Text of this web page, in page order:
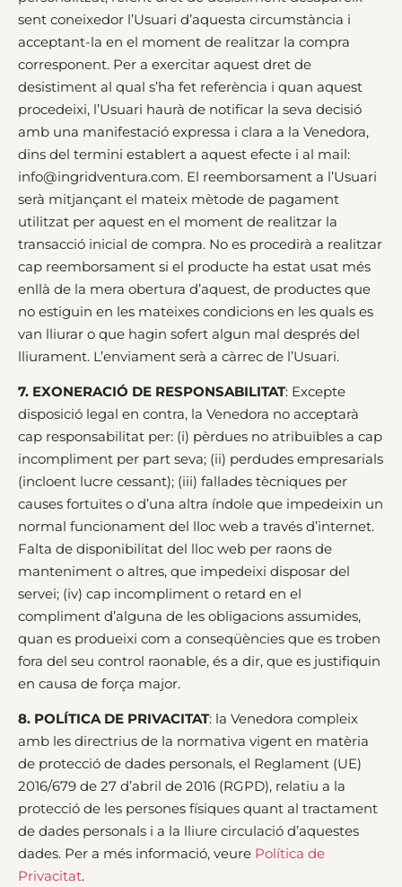
sent coneixedor l’Usuari d’aquesta circumstància i
acceptant-la en el moment de realitzar la compra
corresponent. Per a exercitar aquest dret de
desistiment al qual s’ha fet referència i quan aquest
procedeixi, l’Usuari haurà de notificar la seva decisió
amb una manifestació expressa i clara a la Venedora,
dins del termini establert a aquest efecte i al mail:
info@ingridventura.com. El reemborsament a l’Usuari
serà mitjançant el mateix mètode de pagament
utilitzat per aquest en el moment de realitzar la
transacció inicial de compra. No es procedirà a realitzar
cap reemborsament si el producte ha estat usat més
enllà de la mera obertura d’aquest, de productes que
no estiguin en les mateixes condicions en les quals es
van lliurar o que hagin sofert algun mal després del
lliurament. L’enviament serà a càrrec de l’Usuari.
7. EXONERACIÓ DE RESPONSABILITAT: Excepte
disposició legal en contra, la Venedora no acceptarà
cap responsabilitat per: (i) pèrdues no atribuïbles a cap
incompliment per part seva; (ii) perdudes empresarials
(incloent lucre cessant); (iii) fallades tècniques per
causes fortuïtes o d’una altra índole que impedeixin un
normal funcionament del lloc web a través d’internet.
Falta de disponibilitat del lloc web per raons de
manteniment o altres, que impedeixi disposar del
servei; (iv) cap incompliment o retard en el
compliment d’alguna de les obligacions assumides,
quan es produeixi com a conseqüències que es troben
fora del seu control raonable, és a dir, que es justifiquin
en causa de força major.
8. POLÍTICA DE PRIVACITAT: la Venedora compleix
amb les directrius de la normativa vigent en matèria
de protecció de dades personals, el Reglament (UE)
2016/679 de 27 d’abril de 2016 (RGPD), relatiu a la
protecció de les persones físiques quant al tractament
de dades personals i a la lliure circulació d’aquestes
dades. Per a més informació, veure Política de
Privacitat.